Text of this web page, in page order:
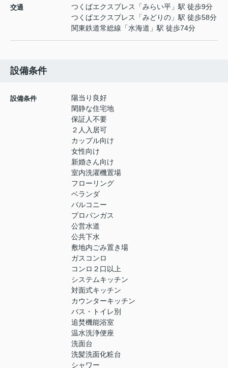
交通 つくばエクスプレス 「みらい平 」駅 徒歩9分
つくばエクスプレス
「みどりの 」駅 徒歩58分
関東鉄道常総線 「水海道 」駅 徒歩74分
設備条件
設備条件
陽当り良好
閑静な住宅地
保証人不要
２人入居可
カップル向け
女性向け
新婚さん向け
室内洗濯機置場
フローリング
ベランダ
バルコニー
プロパンガス
公営水道
公共下水
敷地内ごみ置き場
ガスコンロ
コンロ２口以上
システムキッチン
対面式キッチン
カウンターキッチン
バス・トイレ別
追焚機能浴室
温水洗浄便座
洗面台
洗髪洗面化粧台
シャワー